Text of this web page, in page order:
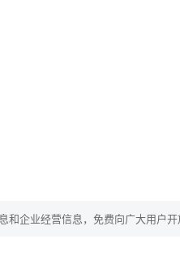
企业经营信息，免费向广大用户开